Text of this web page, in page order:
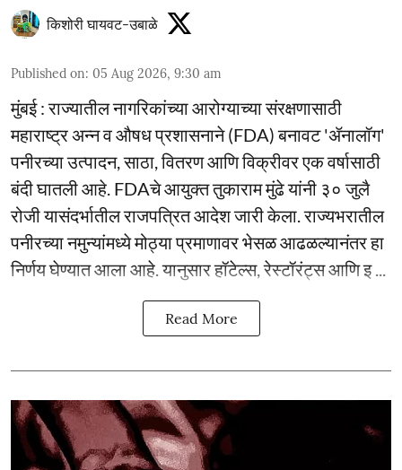
किशोरी घायवट-उबाळे
Published on: 05 Aug 2026, 9:30 am
मुंबई : राज्यातील नागरिकांच्या आरोग्याच्या संरक्षणासाठी
महाराष्ट्र अन्न व औषध प्रशासनाने (FDA) बनावट 'ॲनालॉग'
पनीरच्या उत्पादन, साठा, वितरण आणि विक्रीवर एक वर्षासाठी
बंदी घातली आहे. FDAचे आयुक्त तुकाराम मुंढे यांनी ३० जुलै
रोजी यासंदर्भातील राजपत्रित आदेश जारी केला. राज्यभरातील
पनीरच्या नमुन्यांमध्ये मोठ्या प्रमाणावर भेसळ आढळल्यानंतर हा
निर्णय घेण्यात आला आहे. यानुसार हॉटेल्स, रेस्टॉरंट्स आणि इ ...
Read More